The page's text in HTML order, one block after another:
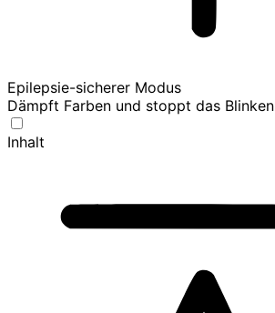
Epilepsie-sicherer Modus
Dämpft Farben und stoppt das Blinken
Inhalt